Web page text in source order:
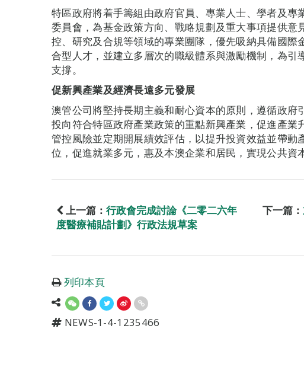
特區政府將着手籌組由政府官員、專業人士、學者及專
委員會，為基金政策方向、戰略規劃及重大事項提供意
控、研究及合規等領域的專業團隊，優先吸納具備國際
合型人才，並建立多層次的職級體系與激勵機制，為引
支撐。
促新興產業及經濟長遠多元發展
澳管公司將堅持長期主義和耐心資本的原則，遵循政府
投向符合特區政府產業政策的重點新興產業，促進產業
管控風險並定期開展績效評估，以提升投資效益並帶動
位，促進就業多元，惠及本澳企業和居民，實現公共資
上一篇： 行政會完成討論《二零二六年
度醫療補貼計劃》行政法規草案
下一篇：
列印本頁
NEWS-1-4-1235466